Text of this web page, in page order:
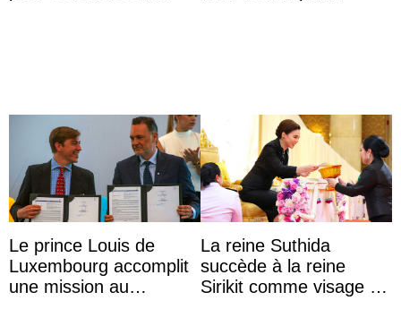
Le prince Louis de
Luxembourg accomplit
une mission au
La reine Suthida
succède à la reine
Sirikit comme visage de